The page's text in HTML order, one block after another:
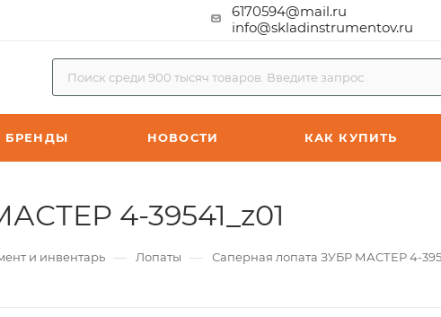
6170594@mail.ru
info@skladinstrumentov.ru
БРЕНДЫ НОВОСТИ КАК КУПИТЬ
4-39541_z01
и инвентарь — Лопаты — Саперная лопата ЗУБР МАСТЕР 4-